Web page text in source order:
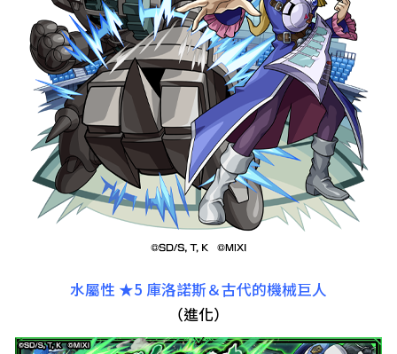
水屬性 ★5 庫洛諾斯＆古代的機械巨人
（進化）